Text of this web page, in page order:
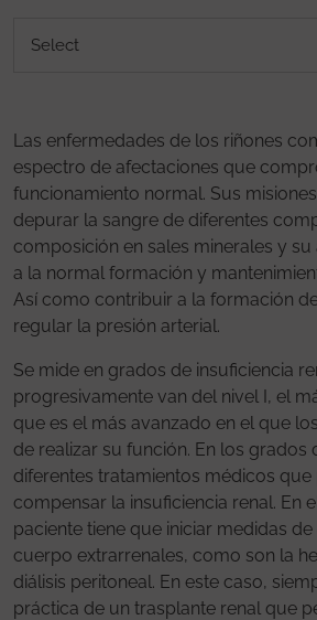
Las enfermedades de los riñones
espectro de afectaciones que
funcionamiento normal. Sus
depurar la sangre de diferentes
composición en sales minerales y
a la normal formación y
Así como contribuir a la formación
regular la presión arterial.
Se mide en grados de insuficiencia
progresivamente van del nivel I, el
que es el más avanzado en el que
de realizar su función. En los grados
diferentes tratamientos médicos
compensar la insuficiencia renal. En
paciente tiene que iniciar medidas
cuerpo extrarrenales, como son la
diálisis peritoneal. En este caso,
práctica de un trasplante renal que